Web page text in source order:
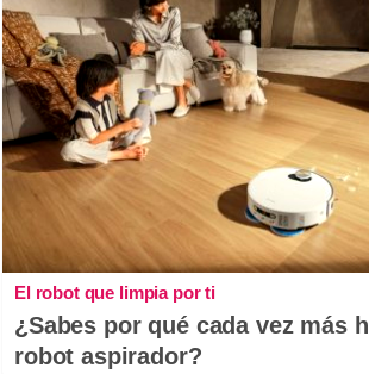
El robot que limpia por ti
¿Sabes por qué cada vez más
robot aspirador?